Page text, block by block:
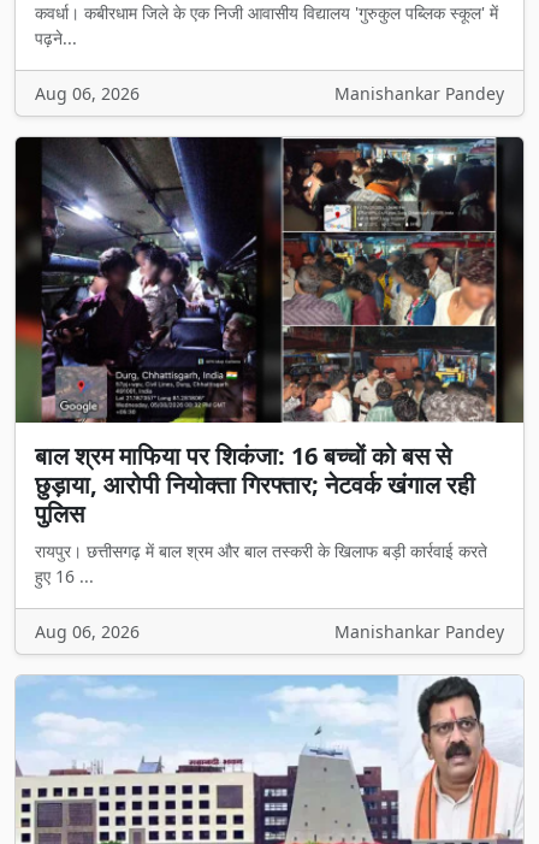
कवर्धा। कबीरधाम जिले के एक निजी आवासीय विद्यालय 'गुरुकुल पब्लिक स्कूल' में
पढ़ने...
Aug 06, 2026 Manishankar Pandey
बाल श्रम माफिया पर शिकंजा: 16 बच्चों को बस से
छुड़ाया, आरोपी नियोक्ता गिरफ्तार; नेटवर्क खंगाल रही
पुलिस
रायपुर। छत्तीसगढ़ में बाल श्रम और बाल तस्करी के खिलाफ बड़ी कार्रवाई करते
हुए 16 ...
Aug 06, 2026 Manishankar Pandey